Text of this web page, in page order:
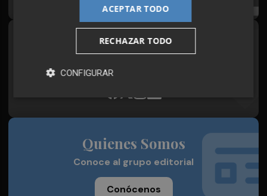
Síguenos en redes
Quienes Somos
Conoce al grupo editorial
Conócenos
ACEPTAR TODO
RECHAZAR TODO
CONFIGURAR